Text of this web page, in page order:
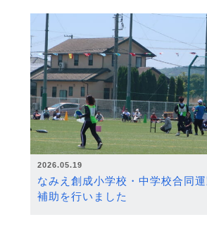
2026.05.19
なみえ創成小学校・中学校合同
補助を行いました